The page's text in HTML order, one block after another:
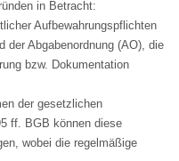
in Betracht:
Aufbewahrungspflichten
der Abgabenordnung (AO), die
bzw. Dokumentation
der gesetzlichen
ff. BGB können diese
wobei die regelmäßige